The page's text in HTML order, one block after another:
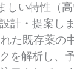
しい特性（
計・提案しま
た既存薬の
を解析し、